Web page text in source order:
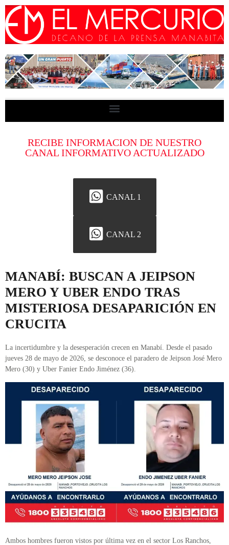
RECIBE INFORMACION DE NUESTRO
CANAL INFORMATIVO ACTUALIZADO
CANAL 1
CANAL 2
MANABÍ: BUSCAN A JEIPSON
MERO Y UBER ENDO TRAS
MISTERIOSA DESAPARICIÓN EN
CRUCITA
La incertidumbre y la desesperación crecen en Manabí. Desde el pasado
jueves 28 de mayo de 2026, se desconoce el paradero de Jeipson José Mero
Mero (30) y Uber Fanier Endo Jiménez (36).
Ambos hombres fueron vistos por última vez en el sector Los Ranchos,